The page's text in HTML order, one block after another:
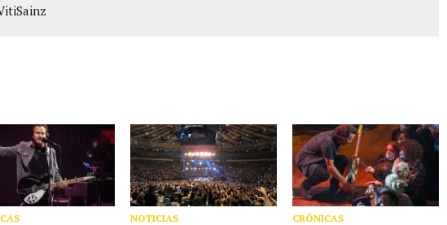
NOTICIAS CRÓNICAS